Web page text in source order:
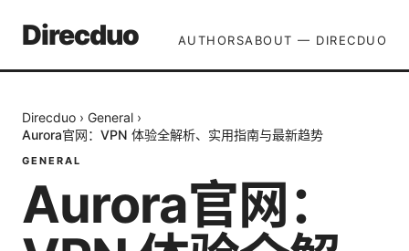
Direcduo AUTHORSABOUT — DIRECDUO
Direcduo › General ›
Aurora官网：VPN 体验全解析、实用指南与最新趋势
GENERAL
Aurora官网：